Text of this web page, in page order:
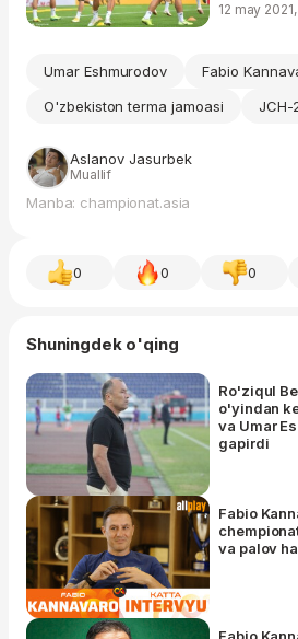
12 may
Umar Eshmurodov
Fabio
O'zbekiston terma jamoasi
JCH-
Aslanov Jasurbek
Muallif
Manba: championat.asia
0 0 0
Shuningdek o'qing
Ro'ziqul
o'yindan
va Umar
gapirdi
Fabio
va palov